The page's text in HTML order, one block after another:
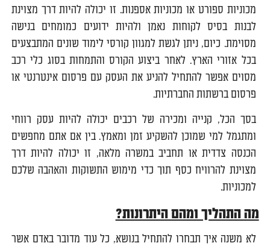
מכוניות ספורט או מכוניות אספנות. זו יכולה להיות דרך מצוינת
לבנות בסיס לקוחות נאמן ולהיות ידועים כמומחים בנישה
מסוימת. כיום, ניתן לגשת למגוון קורסי לימוד שונים המתבצעים
בכל אזורי הארץ. לאחר ביצוע הקורס והתמחות בסוג כלי רכב
מסוים אפשר להתחיל להניע את העסק עם פרסום אינטרנטי או
פרסום ברשתות החברתיות.
בסך הכל, קנייה ומכירה של רכבים יכולה להיות עסק רווחי
ומתגמל למי שמוכן להשקיע זמן ומאמץ. בין אם אתם מחפשים
הכנסה צדדית או תחביב במשרה מלאה, זו יכולה להיות דרך
מצוינת להרוויח כסף תוך כדי מימוש התשוקות והאהבה שלכם
למכוניות.
מה התהליך ומהם היתרונות?
לא משנה איך תבחרו להתחיל בנושא, כל עוד מדובר באדם אשר